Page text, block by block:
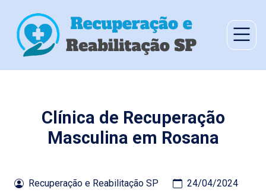
Clínica de Recuperação
Masculina em Rosana
Recuperação e Reabilitação SP 24/04/2024